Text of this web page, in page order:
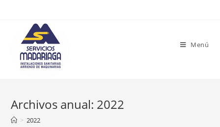
Menú
Archivos anual: 2022
> 2022